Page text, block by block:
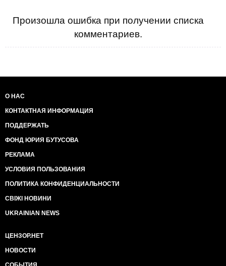
Произошла ошибка при получении списка
комментариев.
О НАС
КОНТАКТНАЯ ИНФОРМАЦИЯ
ПОДДЕРЖАТЬ
ФОНД ЮРИЯ БУТУСОВА
РЕКЛАМА
УСЛОВИЯ ПОЛЬЗОВАНИЯ
ПОЛИТИКА КОНФИДЕНЦИАЛЬНОСТИ
СВІЖІ НОВИНИ
UKRAINIAN NEWS
ЦЕНЗОР.НЕТ
НОВОСТИ